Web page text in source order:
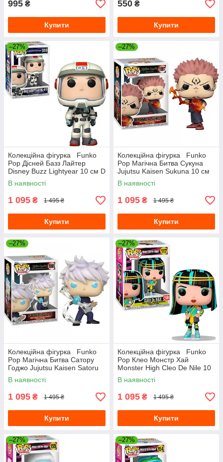
995 ₴
Купити
550 ₴
Купити
–27%
Колекційна фігурка Funko
Pop Дісней Базз Лайтер
Disney Buzz Lightyear 10 см D
BL 1210
В наявності
1 095 ₴ 1 495 ₴
Купити
–27%
Колекційна фігурка Funko
Pop Магічна Битва Сукуна
Jujutsu Kaisen Sukuna 10 см
FP JK RS 1887
В наявності
1 095 ₴ 1 495 ₴
Купити
–27%
Колекційна фігурка Funko
Pop Магічна Битва Сатору
Годжо Jujutsu Kaisen Satoru
Gojo 10 см JK SG 1885
В наявності
1 095 ₴ 1 495 ₴
Купити
–27%
Колекційна фігурка Funko
Pop Клео Монстр Хай
Monster High Cleo De Nile 10
см FP MH CDN 117
В наявності
1 095 ₴ 1 495 ₴
Купити
–27% –27%